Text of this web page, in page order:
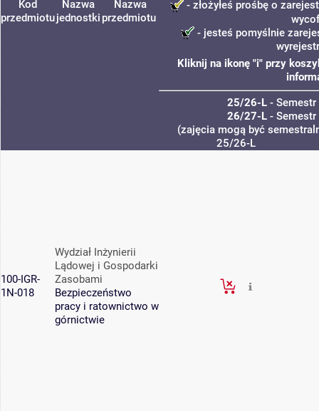
Kod
przedmiotu
Nazwa
jednostki
Nazwa
przedmiotu
- złożyłeś prośbę o
- jesteś pomyślnie
Kliknij na ikonę "i" przy
25/26-L -
26/27-L -
(zajęcia mogą być
25/26-L
100-IGR-
1N-018
Wydział Inżynierii
Lądowej i Gospodarki
Zasobami
Bezpieczeństwo
pracy i ratownictwo w
górnictwie